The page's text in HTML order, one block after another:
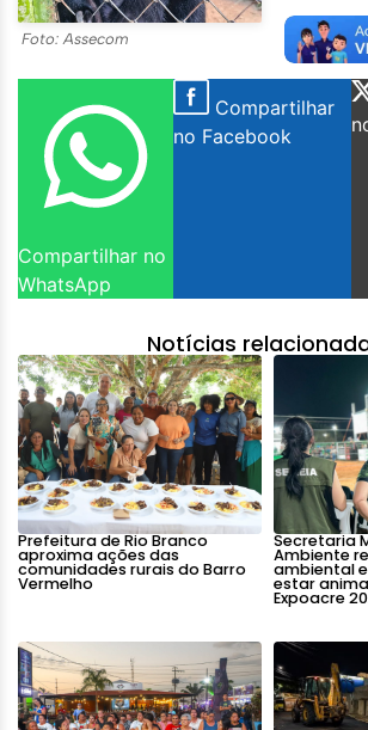
Foto: Assecom
Compartilhar no
WhatsApp
Compartilhar
no Facebook
Notícias
Prefeitura de Rio Branco
aproxima ações das
comunidades rurais do Barro
Vermelho
Secretaria
Ambiente
ambiental
estar
Expoacre